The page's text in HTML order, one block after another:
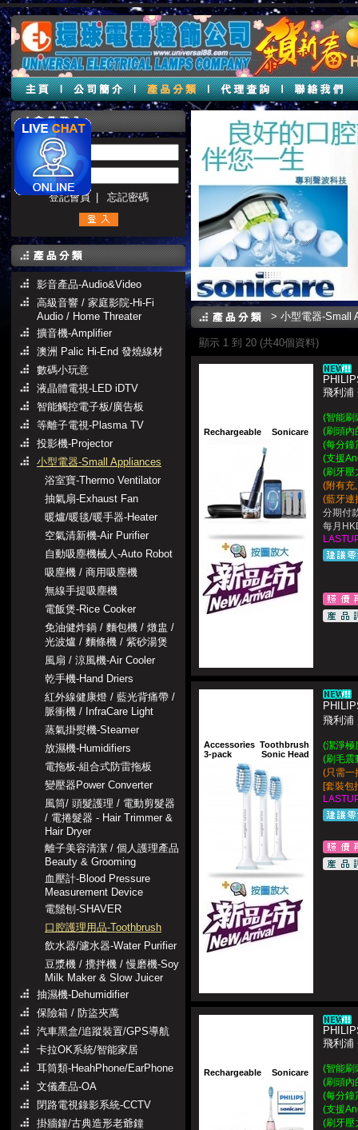
帳號 :
密碼 :
登記會員
忘記密碼
影音產品-Audio&Video
高級音響 / 家庭影院-Hi-Fi
Audio / Home Threater
擴音機-Amplifier
澳洲 Palic Hi-End 發燒線材
數碼小玩意
液晶體電視-LED iDTV
智能觸控電子板/廣告板
等離子電視-Plasma TV
投影機-Projector
小型電器-Small Appliances
浴室寶-Thermo Ventilator
抽氣扇-Exhaust Fan
暖爐/暖毯/暖手器-Heater
空氣清新機-Air Purifier
自動吸塵機械人-Auto Robot
吸塵機 / 商用吸塵機
無線手提吸塵機
電飯煲-Rice Cooker
免油健炸鍋 / 麵包機 / 燉盅 /
光波爐 / 麵條機 / 紫砂湯煲
風扇 / 涼風機-Air Cooler
乾手機-Hand Driers
紅外線健康燈 / 藍光背痛帶 /
脈衝機 / InfraCare Light
蒸氣掛熨機-Steamer
放濕機-Humidifiers
電拖板-組合式防雷拖板
變壓器Power Converter
風筒/ 頭髮護理 / 電動剪髮器
/ 電捲髮器 - Hair Trimmer &
Hair Dryer
離子美容清潔 / 個人護理產品
Beauty & Grooming
血壓計-Blood Pressure
Measurement Device
電鬚刨-SHAVER
口腔護理用品-Toothbrush
飲水器/濾水器-Water Purifier
豆漿機 / 攪拌機 / 慢磨機-Soy
Milk Maker & Slow Juicer
抽濕機-Dehumidifier
保險箱 / 防盜夾萬
汽車黑盒/追蹤裝置/GPS導航
卡拉OK系統/智能家居
耳筒類-HeahPhone/EarPhone
文儀產品-OA
閉路電視錄影系統-CCTV
掛牆鐘/古典造形老爺鐘
>小型電器-Small
顯示 1 到 20 (共40個資料)
Rechargeable Sonicare
飛利浦
(智能刷
(刷頭內
(每分鐘
(支援
(刷牙壓
(附有充
(藍牙連
分期付
每月
Accessories
3-pack
Toothbrush
Sonic Head
飛利浦
(潔淨極
(刷毛震
(只需一
[套裝包
Rechargeable Sonicare
飛利浦
(智能刷
(刷頭內
(每分鐘
(支援
(刷牙壓